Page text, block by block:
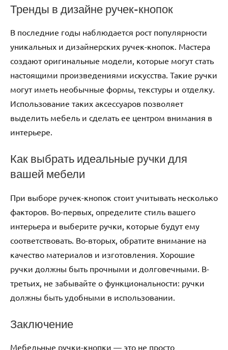
Тренды в дизайне ручек-кнопок
В последние годы наблюдается рост популярности
уникальных и дизайнерских ручек-кнопок. Мастера
создают оригинальные модели, которые могут стать
настоящими произведениями искусства. Такие ручки
могут иметь необычные формы, текстуры и отделку.
Использование таких аксессуаров позволяет
выделить мебель и сделать ее центром внимания в
интерьере.
Как выбрать идеальные ручки для
вашей мебели
При выборе ручек-кнопок стоит учитывать несколько
факторов. Во-первых, определите стиль вашего
интерьера и выберите ручки, которые будут ему
соответствовать. Во-вторых, обратите внимание на
качество материалов и изготовления. Хорошие
ручки должны быть прочными и долговечными. В-
третьих, не забывайте о функциональности: ручки
должны быть удобными в использовании.
Заключение
Мебельные ручки-кнопки — это не просто